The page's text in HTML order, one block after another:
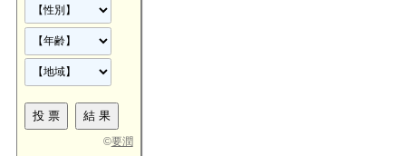
©要潤